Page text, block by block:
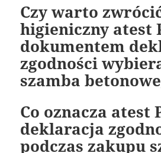
Czy warto
higieniczny atest
dokumentem
zgodności
szamba
Co oznacza atest
deklaracja
podczas zakupu